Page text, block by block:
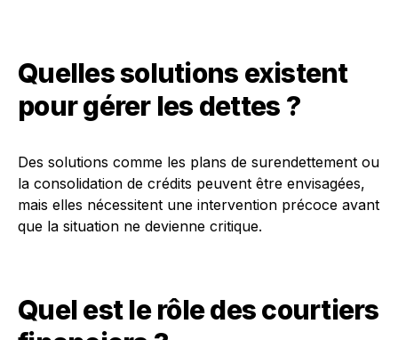
Quelles solutions existent
pour gérer les dettes ?
Des solutions comme les plans de surendettement ou
la consolidation de crédits peuvent être envisagées,
mais elles nécessitent une intervention précoce avant
que la situation ne devienne critique.
Quel est le rôle des courtiers